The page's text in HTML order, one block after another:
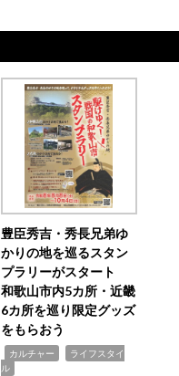
豊臣秀吉・秀長兄弟ゆ
かりの地を巡るスタン
プラリーがスタート
和歌山市内5カ所・近畿
6カ所を巡り限定グッズ
をもらおう
カルチャー
ライフスタイ
ル